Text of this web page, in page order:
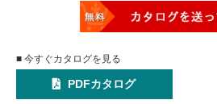
■ 今すぐカタログを見る
PDFカタログ